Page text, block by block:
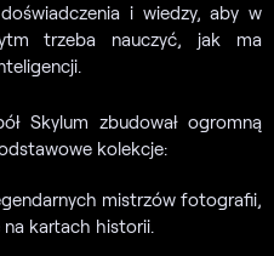
i wiedzy, aby w
trzeba nauczyć, jak ma
Skylum zbudował ogromną
kolekcje:
mistrzów fotografii,
na kartach historii.